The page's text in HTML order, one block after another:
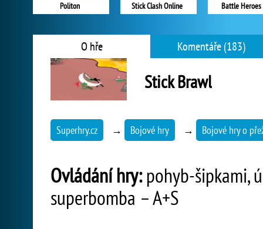
Politon Stick Clash Online Battle Heroes
O hře Komentáře (183)
Stick Brawl
Superhry.cz → Bojové hry → Bojové hry o
Ovládání hry:pohyb-šipkami,
superbomba – A+S